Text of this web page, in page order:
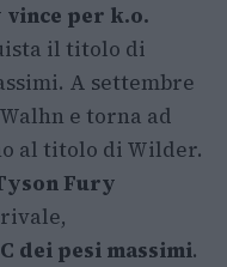
vince per k.o.
il titolo di
A settembre
e torna ad
al titolo di Wilder.
Fury
dei pesi massimi.